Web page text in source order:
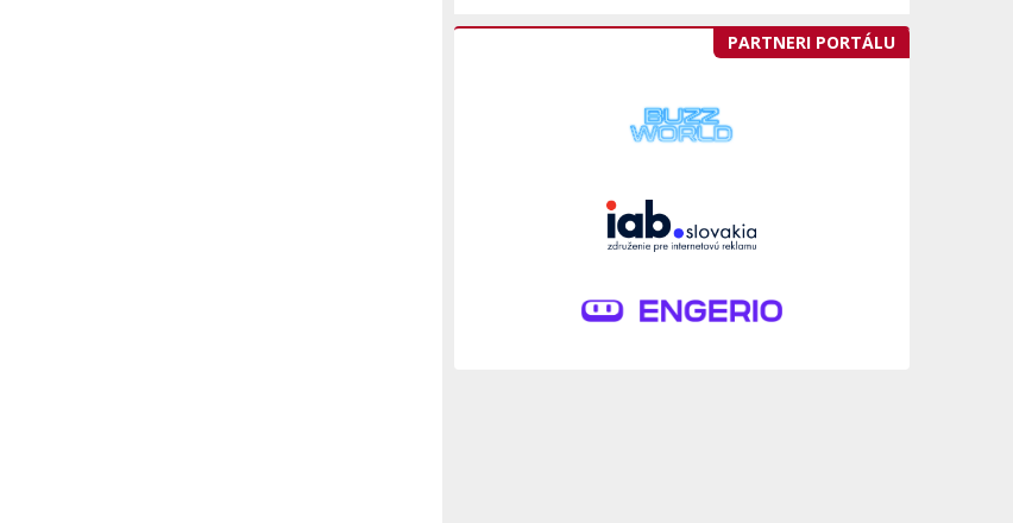
PARTNERI PORTÁLU